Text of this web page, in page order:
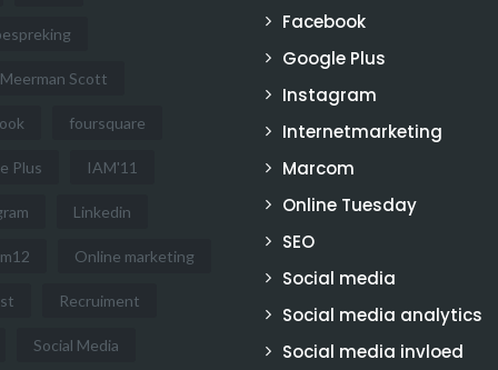
Scott
foursquare
Plus IAM'11
Linkedin
Online marketing
Recruiment
Social Media
Facebook
Google Plus
Instagram
Internetmarketing
Marcom
Online Tuesday
SEO
Social media
Social media analytics
Social media invloed